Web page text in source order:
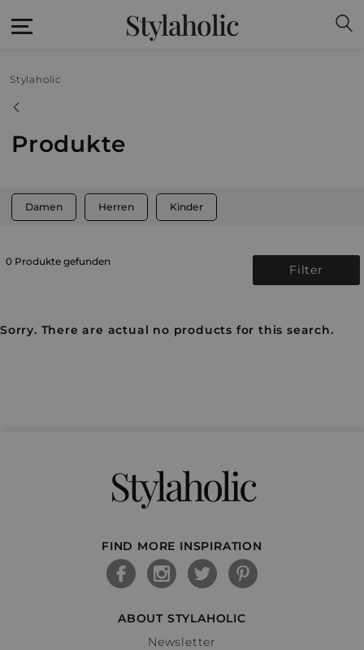
Stylaholic
Stylaholic
Produkte
Damen Herren Kinder
0 Produkte gefunden
Filter
Sorry. There are actual no products for this search.
Stylaholic
FIND MORE INSPIRATION
ABOUT STYLAHOLIC
Newsletter